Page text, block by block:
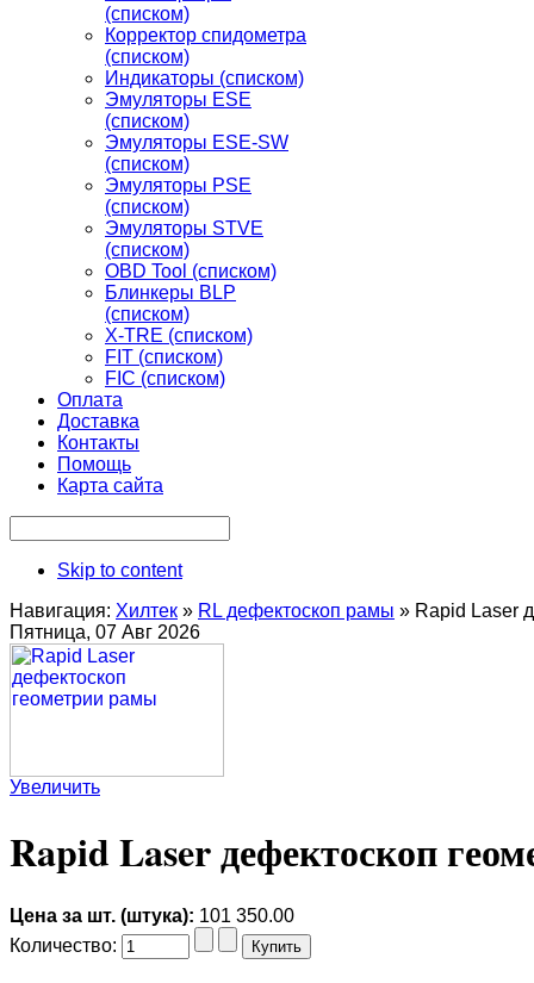
(списком)
Корректор спидометра
(списком)
Индикаторы (списком)
Эмуляторы ESE
(списком)
Эмуляторы ESE-SW
(списком)
Эмуляторы PSE
(списком)
Эмуляторы STVE
(списком)
OBD Tool (списком)
Блинкеры BLP
(списком)
X-TRE (списком)
FIT (списком)
FIC (списком)
Оплата
Доставка
Контакты
Помощь
Карта сайта
Skip to content
Навигация: Хилтек » RL дефектоскоп рамы » Rapid Laser
Пятница, 07 Авг 2026
Увеличить
Rapid Laser дефектоскоп
Цена за шт. (штука): 101 350.00
Количество: